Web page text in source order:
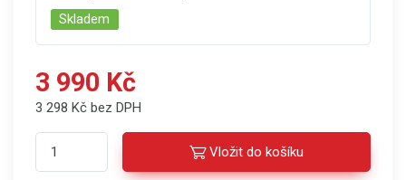
Skladem
3 990 Kč
3 298 Kč bez DPH
Vložit do košíku